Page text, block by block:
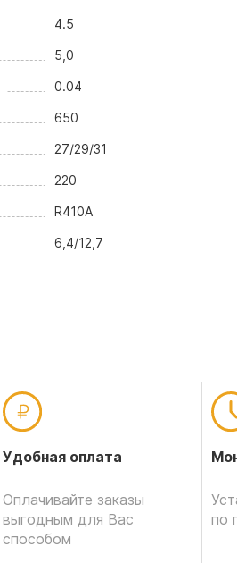
4.5
5,0
0.04
650
27/29/31
220
R410A
6,4/12,7
Удобная оплата
Оплачивайте заказы
выгодным для Вас
способом
по